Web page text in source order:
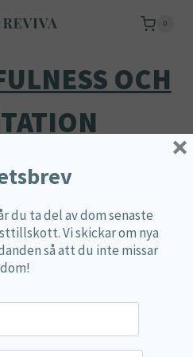
0
OCH
du ta del av dom senaste
Vi skickar om nya
så att du inte missar
dom!
×